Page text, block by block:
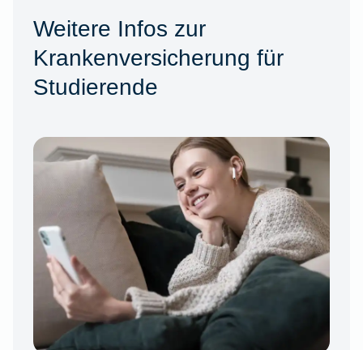
Weitere Infos zur
Krankenversicherung für
Studierende